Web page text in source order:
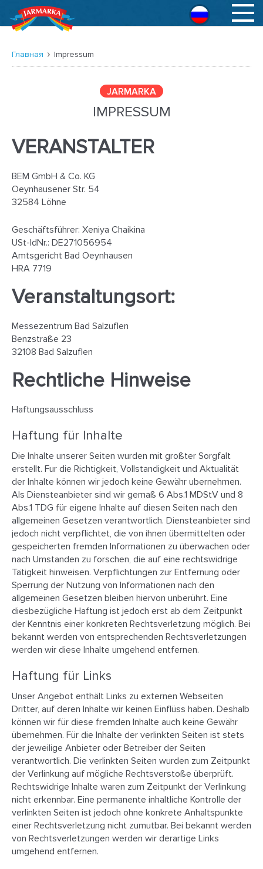
Русский
Главная Impressum
JARMARKA
IMPRESSUM
VERANSTALTER
BEM GmbH & Co. KG
Oeynhausener Str. 54
32584 Löhne
Geschäftsführer: Xeniya Chaikina
USt-IdNr.: DE271056954
Amtsgericht Bad Oeynhausen
HRA 7719
Veranstaltungsort:
Messezentrum Bad Salzuflen
Benzstraße 23
32108 Bad Salzuflen
Rechtliche Hinweise
Haftungsausschluss
Haftung für Inhalte
Die Inhalte unserer Seiten wurden mit großter Sorgfalt
erstellt. Fur die Richtigkeit, Vollstandigkeit und Aktualität
der Inhalte können wir jedoch keine Gewähr ubernehmen.
Als Diensteanbieter sind wir gemaß 6 Abs.1 MDStV und 8
Abs.1 TDG für eigene Inhalte auf diesen Seiten nach den
allgemeinen Gesetzen verantwortlich. Diensteanbieter sind
jedoch nicht verpflichtet, die von ihnen übermittelten oder
gespeicherten fremden Informationen zu überwachen oder
nach Umstanden zu forschen, die auf eine rechtswidrige
Tätigkeit hinweisen. Verpflichtungen zur Entfernung oder
Sperrung der Nutzung von Informationen nach den
allgemeinen Gesetzen bleiben hiervon unberührt. Eine
diesbezügliche Haftung ist jedoch erst ab dem Zeitpunkt
der Kenntnis einer konkreten Rechtsverletzung möglich. Bei
bekannt werden von entsprechenden Rechtsverletzungen
werden wir diese Inhalte umgehend entfernen.
Haftung für Links
Unser Angebot enthält Links zu externen Webseiten
Dritter, auf deren Inhalte wir keinen Einflüss haben. Deshalb
können wir für diese fremden Inhalte auch keine Gewähr
übernehmen. Für die Inhalte der verlinkten Seiten ist stets
der jeweilige Anbieter oder Betreiber der Seiten
verantwortlich. Die verlinkten Seiten wurden zum Zeitpunkt
der Verlinkung auf mögliche Rechtsverstoße überprüft.
Rechtswidrige Inhalte waren zum Zeitpunkt der Verlinkung
nicht erkennbar. Eine permanente inhaltliche Kontrolle der
verlinkten Seiten ist jedoch ohne konkrete Anhaltspunkte
einer Rechtsverletzung nicht zumutbar. Bei bekannt werden
von Rechtsverletzungen werden wir derartige Links
umgehend entfernen.